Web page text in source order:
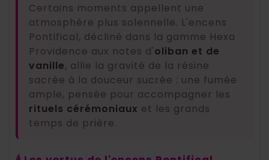
Certains moments appellent une
atmosphère plus solennelle. L'encens
Pontifical, décliné dans la gamme Hexa
Providence aux notes d'oliban et de
vanille, allie la gravité de la résine
sacrée à la douceur sucrée : une fumée
ample, pensée pour accompagner les
rituels cérémoniaux et les grands
temps de prière.